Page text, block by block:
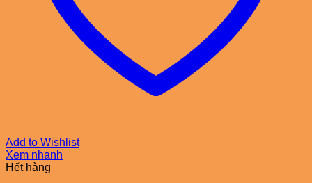
Add to Wishlist
Xem nhanh
Hết hàng